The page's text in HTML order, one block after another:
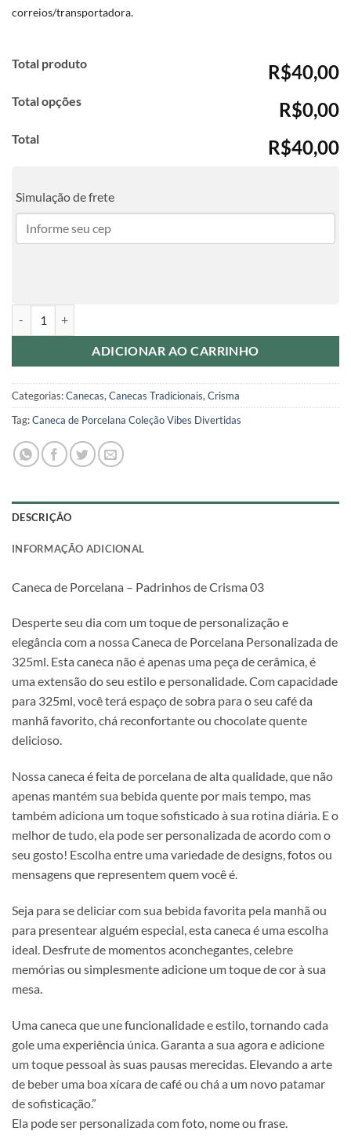
correios/transportadora.
Total produto R$40,00
Total opções R$0,00
Total R$40,00
Simulação de frete
ADICIONAR AO CARRINHO
Categorias:Canecas, Canecas Tradicionais, Crisma
Tag:Caneca de Porcelana Coleção Vibes Divertidas
DESCRIÇÃO
INFORMAÇÃO ADICIONAL
Caneca de Porcelana – Padrinhos de Crisma 03
Desperte seu dia com um toque de personalização e
elegância com a nossa Caneca de Porcelana Personalizada de
325ml. Esta caneca não é apenas uma peça de cerâmica, é
uma extensão do seu estilo e personalidade. Com capacidade
para 325ml, você terá espaço de sobra para o seu café da
manhã favorito, chá reconfortante ou chocolate quente
delicioso.
Nossa caneca é feita de porcelana de alta qualidade, que não
apenas mantém sua bebida quente por mais tempo, mas
também adiciona um toque sofisticado à sua rotina diária. E o
melhor de tudo, ela pode ser personalizada de acordo com o
seu gosto! Escolha entre uma variedade de designs, fotos ou
mensagens que representem quem você é.
Seja para se deliciar com sua bebida favorita pela manhã ou
para presentear alguém especial, esta caneca é uma escolha
ideal. Desfrute de momentos aconchegantes, celebre
memórias ou simplesmente adicione um toque de cor à sua
mesa.
Uma caneca que une funcionalidade e estilo, tornando cada
gole uma experiência única. Garanta a sua agora e adicione
um toque pessoal às suas pausas merecidas. Elevando a arte
de beber uma boa xícara de café ou chá a um novo patamar
de sofisticação.”
Ela pode ser personalizada com foto, nome ou frase.